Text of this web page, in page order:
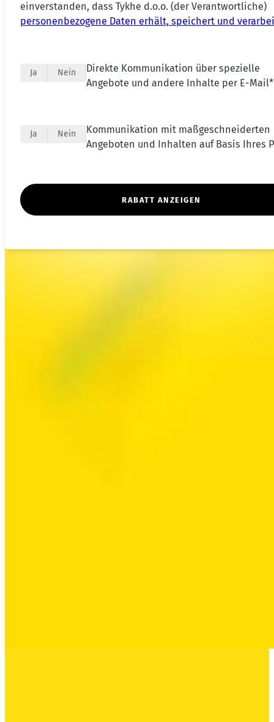
einverstanden, dass Tykhe d.o.o. (der Verantwortliche)
personenbezogene Daten erhält, speichert und
Ja Nein
Direkte Kommunikation über spezielle
Angebote und andere Inhalte per E-Mail*
Ja Nein
Kommunikation mit maßgeschneiderten
Angeboten und Inhalten auf Basis Ihres
RABATT ANZEIGEN